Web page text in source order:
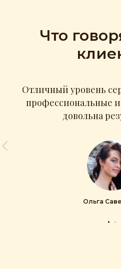
Что
Отличный уровень
профессиональные
довольна
Ольга